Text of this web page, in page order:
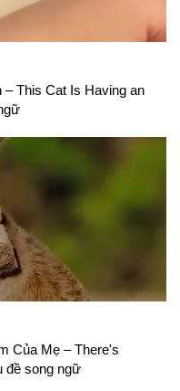
– This Cat Is Having an
Của Mẹ – There's
đề song ngữ